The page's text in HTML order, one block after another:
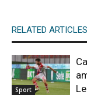
RELATED ARTICLES
Sport